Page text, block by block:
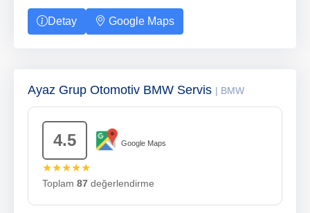
Detay Google Maps
Ayaz Grup Otomotiv BMW Servis | BMW
4.5 Google Maps
★★★★★
Toplam 87 değerlendirme